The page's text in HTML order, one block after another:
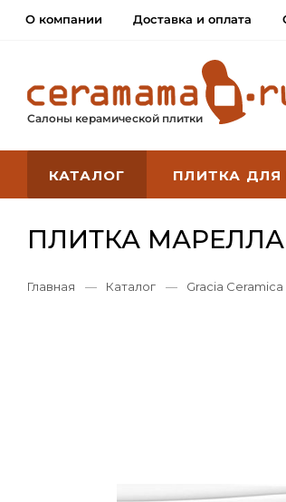
О компании Доставка и оплата
Салоны керамической плитки
КАТАЛОГ ПЛИТКА
ПЛИТКА МАРЕЛЛА
Главная — Каталог — Gracia